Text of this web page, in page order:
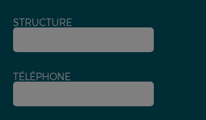
STRUCTURE
TÉLÉPHONE